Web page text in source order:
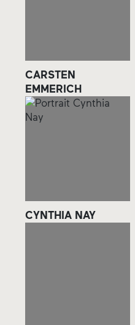
CARSTEN
EMMERICH
CYNTHIA NAY